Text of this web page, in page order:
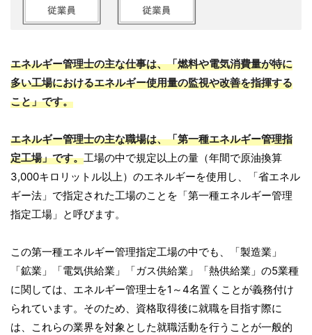
エネルギー管理士の主な仕事は、「燃料や電気消費量が特に
多い工場におけるエネルギー使用量の監視や改善を指揮する
こと」です。
エネルギー管理士の主な職場は、「第一種エネルギー管理指
定工場」です。工場の中で規定以上の量（年間で原油換算
3,000キロリットル以上）のエネルギーを使用し、「省エネル
ギー法」で指定された工場のことを「第一種エネルギー管理
指定工場」と呼びます。
この第一種エネルギー管理指定工場の中でも、「製造業」
「鉱業」「電気供給業」「ガス供給業」「熱供給業」の5業種
に関しては、エネルギー管理士を1～4名置くことが義務付け
られています。そのため、資格取得後に就職を目指す際に
は、これらの業界を対象とした就職活動を行うことが一般的